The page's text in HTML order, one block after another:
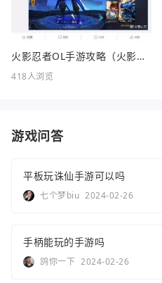
火影忍者OL手游攻略（火影忍者OL手游攻略站）
418人浏览
游戏问答
平板玩诛仙手游可以吗
七个梦biu 2024-02-26
手柄能玩的手游吗
鸽你一下 2024-02-26